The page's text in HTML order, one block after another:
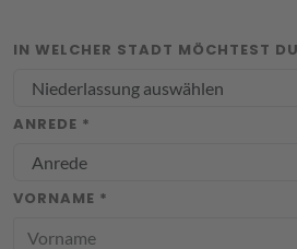
IN WELCHER STADT MÖCHTEST
ANREDE *
VORNAME *